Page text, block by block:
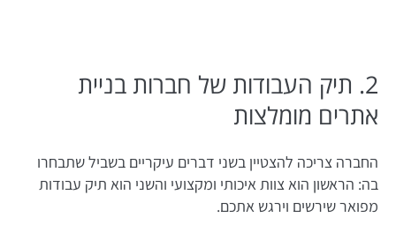
2. תיק העבודות של חברות בניית
אתרים מומלצות
החברה צריכה להצטיין בשני דברים עיקריים בשביל שתבחרו
בה: הראשון הוא צוות איכותי ומקצועי והשני הוא תיק עבודות
מפואר שירשים וירגש אתכם.